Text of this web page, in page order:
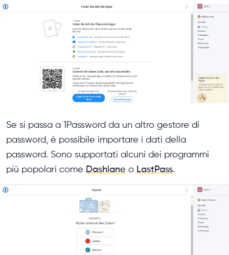
Se si passa a 1Password da un altro gestore di
password, è possibile importare i dati della
password. Sono supportati alcuni dei programmi
più popolari come Dashlane o LastPass.